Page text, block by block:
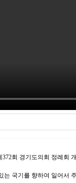
회 경기도의회 정례회
는 국기를 향하여 일어서